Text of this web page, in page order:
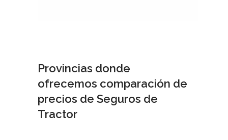
Provincias donde
ofrecemos comparación de
precios de Seguros de
Tractor